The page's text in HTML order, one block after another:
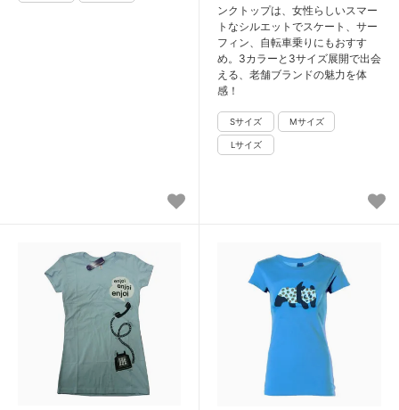
ンクトップは、女性らしいスマー
トなシルエットでスケート、サー
フィン、自転車乗りにもおすす
め。3カラーと3サイズ展開で出会
える、老舗ブランドの魅力を体
感！